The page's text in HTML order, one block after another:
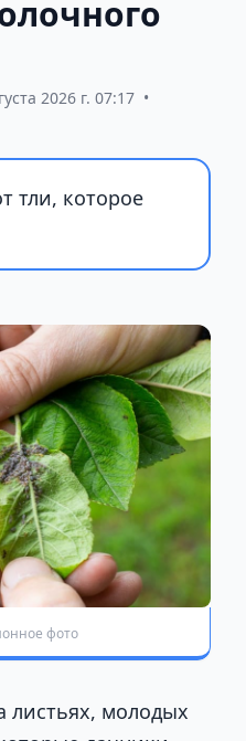
2026 г. 07:17 •
тли, которое
фото
листьях, молодых